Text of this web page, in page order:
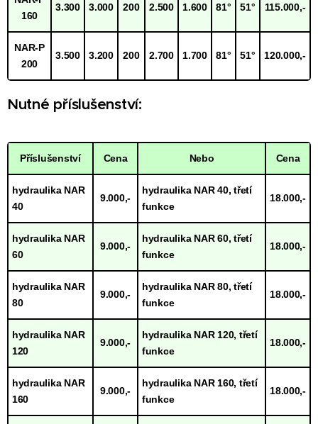
160
3.300 3.000 200 2.500 1.600 81° 51° 115.000,-
NAR-P
200
3.500 3.200 200 2.700 1.700 81° 51° 120.000,-
Nutné příslušenství:
Příslušenství Cena Nebo Cena
hydraulika NAR
40
9.000,-
hydraulika NAR 40, třetí
funkce
18.000,-
hydraulika NAR
60
9.000,-
hydraulika NAR 60, třetí
funkce
18.000,-
hydraulika NAR
80
9.000,-
hydraulika NAR 80, třetí
funkce
18.000,-
hydraulika NAR
120
9.000,-
hydraulika NAR 120, třetí
funkce
18.000,-
hydraulika NAR
160
9.000,-
hydraulika NAR 160, třetí
funkce
18.000,-